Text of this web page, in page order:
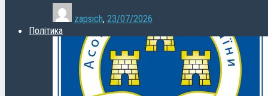
zapsich, 23/07/2026
Політика